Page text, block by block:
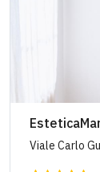
Viale Carlo